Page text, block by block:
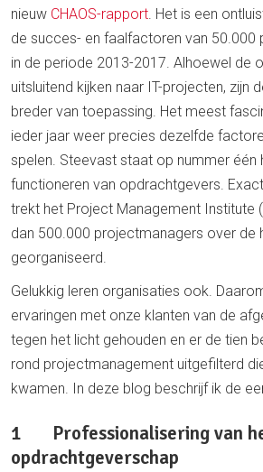
nieuw CHAOS-rapport . Het is een
de succes- en faalfactoren van 50.000
in de periode 2013-2017. Alhoewel de
uitsluitend kijken naar IT-projecten, zijn
breder van toepassing. Het meest
ieder jaar weer precies dezelfde
spelen. Steevast staat op nummer één
functioneren van opdrachtgevers.
trekt het Project Management Institute (
dan 500.000 projectmanagers over de
georganiseerd.
Gelukkig leren organisaties ook.
ervaringen met onze klanten van de
tegen het licht gehouden en er de tien
rond projectmanagement uitgefilterd
kwamen. In deze blog beschrijf ik de
1 Professionalisering van
opdrachtgeverschap